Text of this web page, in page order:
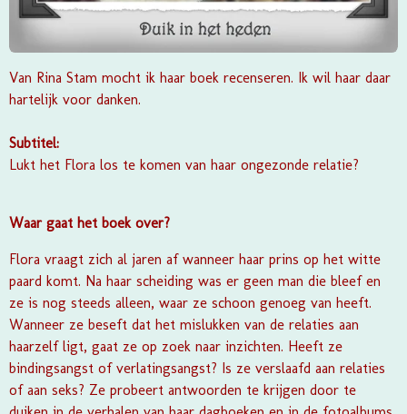
Van Rina Stam mocht ik haar boek recenseren. Ik wil haar daar
hartelijk voor danken.
Subtitel:
Lukt het Flora los te komen van haar ongezonde relatie?
Waar gaat het boek over?
Flora vraagt zich al jaren af wanneer haar prins op het witte
paard komt. Na haar scheiding was er geen man die bleef en
ze is nog steeds alleen, waar ze schoon genoeg van heeft.
Wanneer ze beseft dat het mislukken van de relaties aan
haarzelf ligt, gaat ze op zoek naar inzichten. Heeft ze
bindingsangst of verlatingsangst? Is ze verslaafd aan relaties
of aan seks? Ze probeert antwoorden te krijgen door te